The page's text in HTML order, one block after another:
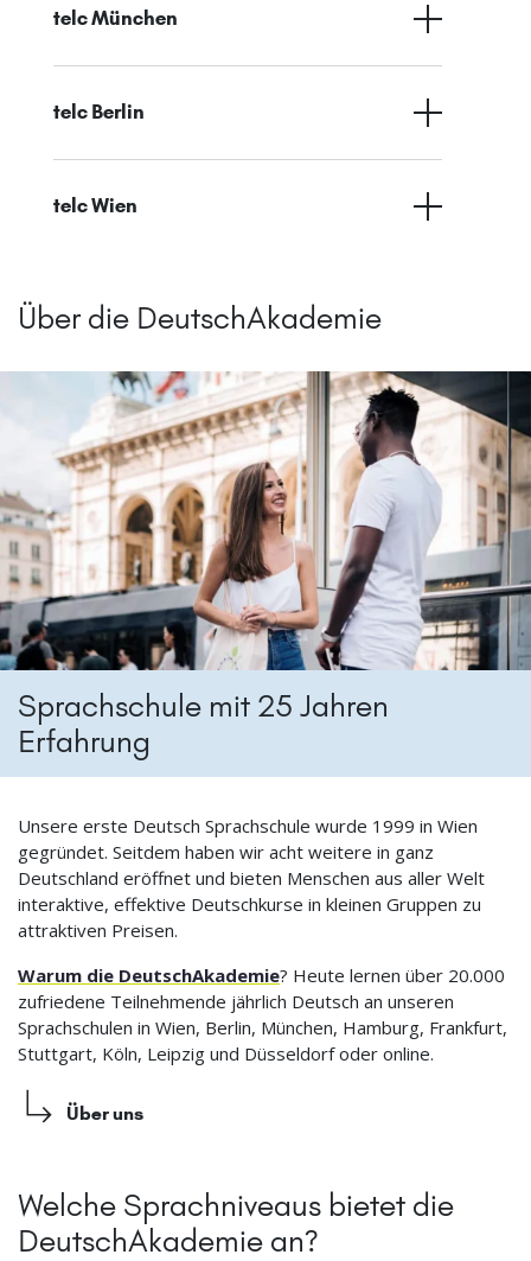
telc München
telc Berlin
telc Wien
Über die DeutschAkademie
Sprachschule mit 25 Jahren
Erfahrung
Unsere erste Deutsch Sprachschule wurde 1999 in Wien
gegründet. Seitdem haben wir acht weitere in ganz
Deutschland eröffnet und bieten Menschen aus aller Welt
interaktive, effektive Deutschkurse in kleinen Gruppen zu
attraktiven Preisen.
Warum die DeutschAkademie? Heute lernen über 20.000
zufriedene Teilnehmende jährlich Deutsch an unseren
Sprachschulen in Wien, Berlin, München, Hamburg, Frankfurt,
Stuttgart, Köln, Leipzig und Düsseldorf oder online.
Über uns
Welche Sprachniveaus bietet die
DeutschAkademie an?